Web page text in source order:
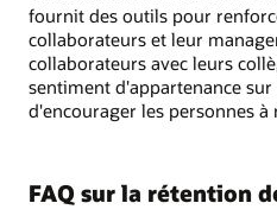
fournit des outils pour
collaborateurs et leur
collaborateurs avec leurs
sentiment d'appartenance
d'encourager les personnes à
FAQ sur la rétention